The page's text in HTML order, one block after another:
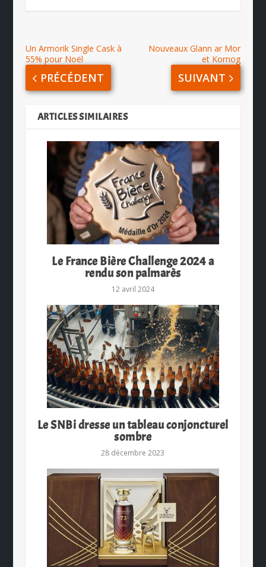
Un Armorik Single Cask à
55% pour Noël
PRÉCÉDENT
Nouveaux Glann ar Mor
et Kornog
SUIVANT
ARTICLES SIMILAIRES
Le France Bière Challenge 2024 a
rendu son palmarès
12 avril 2024
Le SNBi dresse un tableau conjoncturel
sombre
28 décembre 2023